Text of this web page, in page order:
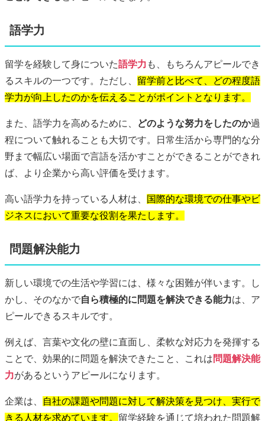
語学力
留学を経験して身についた語学力 も、もちろんアピールでき
るスキルの一つです。ただし、 留学前と比べて、どの程度語
学力が向上したのかを伝えることがポイントとなります。
また、語学力を高めるために、 どのような努力をしたのか過
程について触れることも大切です。日常生活から専門的な分
野まで幅広い場面で言語を活かすことができることができれ
ば、より企業から高い評価を受けます。
高い語学力を持っている人材は、
国際的な環境での仕事やビ
ジネスにおいて重要な役割を果たします。
問題解決能力
新しい環境での生活や学習には、様々な困難が伴います。し
かし、そのなかで自ら積極的に問題を解決できる能力は、ア
ピールできるスキルです。
例えば、言葉や文化の壁に直面し、柔軟な対応力を発揮する
ことで、効果的に問題を解決できたこと、これは問題解決能
力があるというアピールになります。
企業は、
自社の課題や問題に対して解決策を見つけ、実行で
きる人材を求めています。 留学経験を通じて培われた問題解